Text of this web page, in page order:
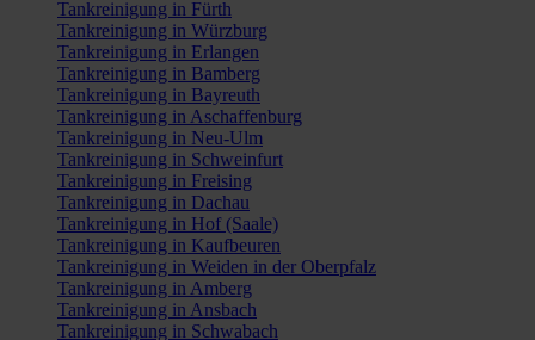
Tankreinigung in Fürth
Tankreinigung in Würzburg
Tankreinigung in Erlangen
Tankreinigung in Bamberg
Tankreinigung in Bayreuth
Tankreinigung in Aschaffenburg
Tankreinigung in Neu-Ulm
Tankreinigung in Schweinfurt
Tankreinigung in Freising
Tankreinigung in Dachau
Tankreinigung in Hof (Saale)
Tankreinigung in Kaufbeuren
Tankreinigung in Weiden in der Oberpfalz
Tankreinigung in Amberg
Tankreinigung in Ansbach
Tankreinigung in Schwabach